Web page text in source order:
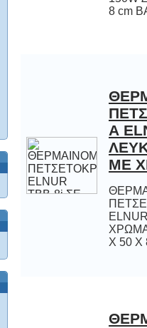
8 cm
Α
ΜΕ
ELNUR
ΧΡΩΜΑ
Χ 50 Χ
Α